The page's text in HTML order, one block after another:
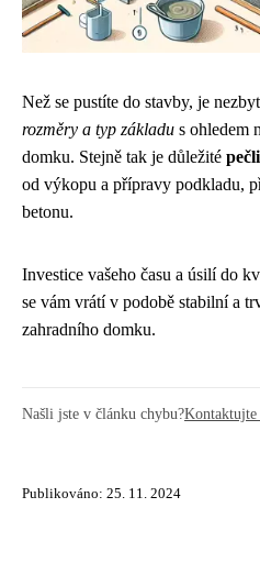
Než se pustíte do stavby, je
rozměry a typ základu s ohledem
domku. Stejně tak je důležité
od výkopu a přípravy podkladu,
betonu.
Investice vašeho času a úsilí do
se vám vrátí v podobě stabilní a
zahradního domku.
Našli jste v článku chybu?Kontaktujte
Publikováno: 25. 11. 2024